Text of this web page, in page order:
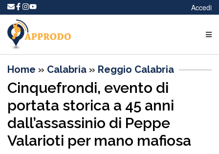
Accedi
Home » Calabria » Reggio Calabria
Cinquefrondi, evento di
portata storica a 45 anni
dall’assassinio di Peppe
Valarioti per mano mafiosa